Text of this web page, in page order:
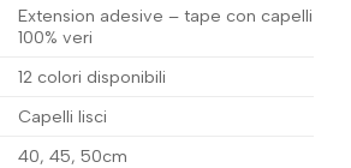
Extension adesive – tape con capelli
100% veri
12 colori disponibili
Capelli lisci
40, 45, 50cm